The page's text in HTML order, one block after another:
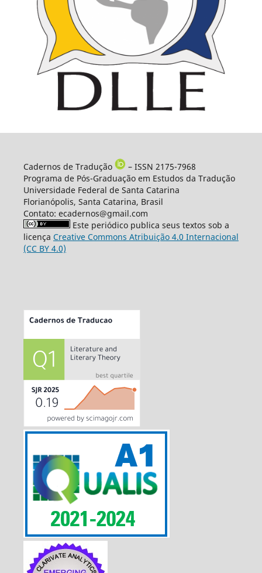
Cadernos de Tradução
– ISSN 2175-7968
Programa de Pós-Graduação em Estudos da Tradução
Universidade Federal de Santa Catarina
Florianópolis, Santa Catarina, Brasil
Contato: ecadernos@gmail.com
Este periódico publica seus textos sob a
licença Creative Commons Atribuição 4.0 Internacional
(CC BY 4.0)